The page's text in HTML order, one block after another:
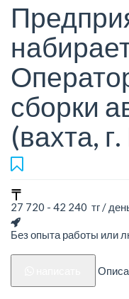
сборки
(вахта,
27 720 - 42 240 тг /
Без опыта работы или